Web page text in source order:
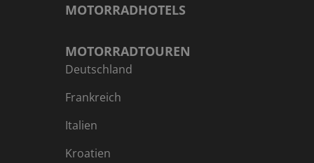
MOTORRADHOTELS
MOTORRADTOUREN
Deutschland
Frankreich
Italien
Kroatien